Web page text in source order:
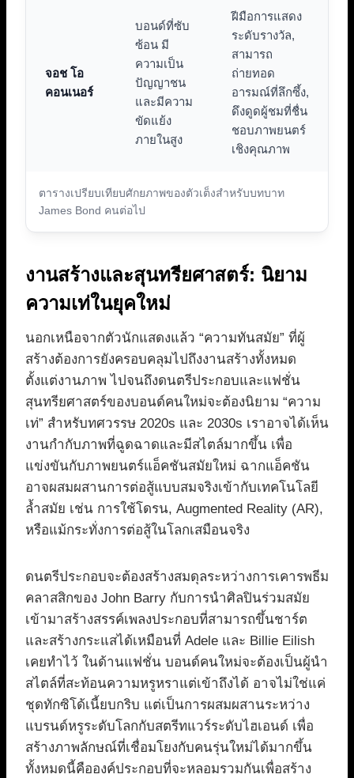
ตารางเปรียบเทียบศักยภาพของตัวเต็งสำหรับบทบาท
James Bond คนต่อไป
จอช โอ
คอนเนอร์
บอนด์ที่ซับ
ซ้อน มี
ความเป็น
ปัญญาชน
และมีความ
ขัดแย้ง
ภายในสูง
ฝีมือการแสดง
ระดับรางวัล,
สามารถ
ถ่ายทอด
อารมณ์ที่ลึกซึ้ง,
ดึงดูดผู้ชมที่ชื่น
ชอบภาพยนตร์
เชิงคุณภาพ
งานสร้างและสุนทรียศาสตร์: นิยาม
ความเท่ในยุคใหม่
นอกเหนือจากตัวนักแสดงแล้ว “ความทันสมัย” ที่ผู้
สร้างต้องการยังครอบคลุมไปถึงงานสร้างทั้งหมด
ตั้งแต่งานภาพ ไปจนถึงดนตรีประกอบและแฟชั่น
สุนทรียศาสตร์ของบอนด์คนใหม่จะต้องนิยาม “ความ
เท่” สำหรับทศวรรษ 2020s และ 2030s เราอาจได้เห็น
งานกำกับภาพที่ฉูดฉาดและมีสไตล์มากขึ้น เพื่อ
แข่งขันกับภาพยนตร์แอ็คชันสมัยใหม่ ฉากแอ็คชัน
อาจผสมผสานการต่อสู้แบบสมจริงเข้ากับเทคโนโลยี
ล้ำสมัย เช่น การใช้โดรน, Augmented Reality (AR),
หรือแม้กระทั่งการต่อสู้ในโลกเสมือนจริง
ดนตรีประกอบจะต้องสร้างสมดุลระหว่างการเคารพธีม
คลาสสิกของ John Barry กับการนำศิลปินร่วมสมัย
เข้ามาสร้างสรรค์เพลงประกอบที่สามารถขึ้นชาร์ต
และสร้างกระแสได้เหมือนที่ Adele และ Billie Eilish
เคยทำไว้ ในด้านแฟชั่น บอนด์คนใหม่จะต้องเป็นผู้นำ
สไตล์ที่สะท้อนความหรูหราแต่เข้าถึงได้ อาจไม่ใช่แค่
ชุดทักซิโด้เนี้ยบกริบ แต่เป็นการผสมผสานระหว่าง
แบรนด์หรูระดับโลกกับสตรีทแวร์ระดับไฮเอนด์ เพื่อ
สร้างภาพลักษณ์ที่เชื่อมโยงกับคนรุ่นใหม่ได้มากขึ้น
ทั้งหมดนี้คือองค์ประกอบที่จะหลอมรวมกันเพื่อสร้าง